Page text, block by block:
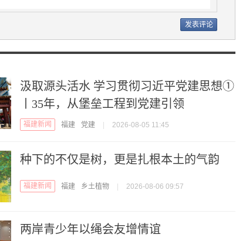
汲取源头活水 学习贯彻习近平党建思想①
丨35年，从堡垒工程到党建引领
福建新闻 福建 党建 2026-08-05 11:45
种下的不仅是树，更是扎根本土的气韵
福建新闻 福建 乡土植物 2026-08-06 09:57
两岸青少年以绳会友增情谊